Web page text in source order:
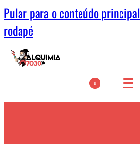
Pular para o conteúdo principal
rodapé
0